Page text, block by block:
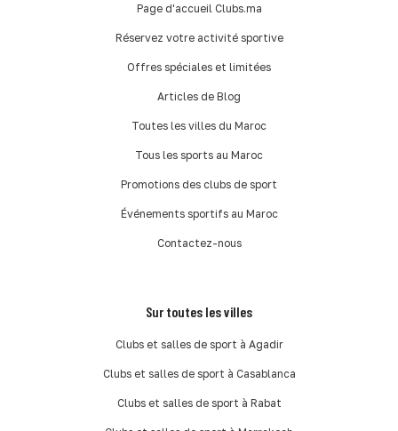
Page d'accueil Clubs.ma
Réservez votre activité sportive
Offres spéciales et limitées
Articles de Blog
Toutes les villes du Maroc
Tous les sports au Maroc
Promotions des clubs de sport
Événements sportifs au Maroc
Contactez-nous
Sur toutes les villes
Clubs et salles de sport à Agadir
Clubs et salles de sport à Casablanca
Clubs et salles de sport à Rabat